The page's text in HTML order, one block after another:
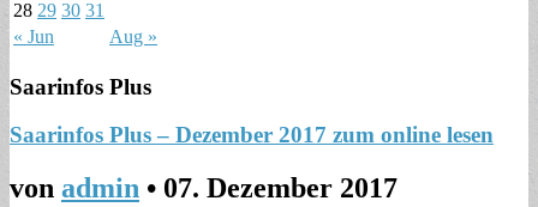
« Jun Aug »
28 29 30 31
Saarinfos Plus
Saarinfos Plus – Dezember 2017 zum online lesen
von admin • 07. Dezember 2017